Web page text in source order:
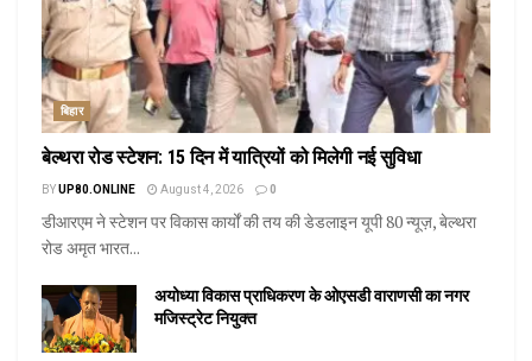
बिहार
बेल्थरा रोड स्टेशन: 15 दिन में यात्रियों को मिलेगी नई सुविधा
BYUP80.ONLINE August 4, 2026 0
डीआरएम ने स्टेशन पर विकास कार्यों की तय की डेडलाइन यूपी 80 न्यूज़, बेल्थरा
रोड अमृत भारत...
अयोध्या विकास प्राधिकरण के ओएसडी वाराणसी का नगर
मजिस्ट्रेट नियुक्त